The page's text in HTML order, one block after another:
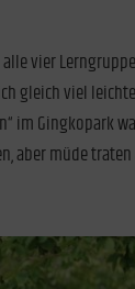
vier
gleich viel
im
aber müde